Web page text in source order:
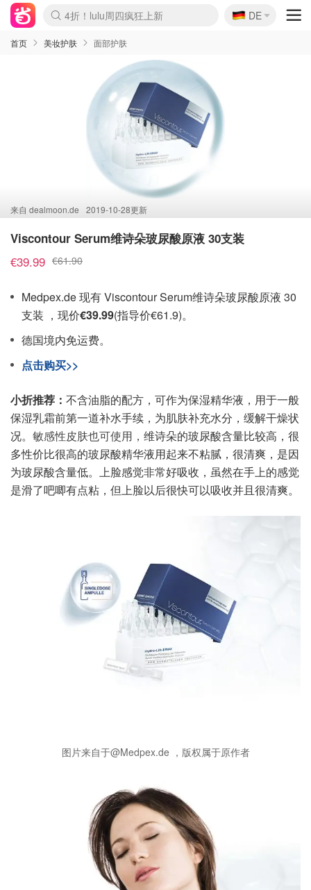
Boticinal 夏促开抢！
4折！lulu周四疯狂上新
还没结束！&OtherStories大促
Joybuy变相75折 随时失效
速领！Stanley独家85折
疑似霸哥！Camper额外叠85折
Zalando 奥莱闪促！每日更新
Moncler反季囤！5折起+叠9折
Coach Brooklyn仅€192
🇩🇪
DE
首页 美妆护肤 面部护肤
来自 dealmoon.de 2019-10-28更新
Viscontour Serum维诗朵玻尿酸原液 30支装
€39.99 €61.90
Medpex.de 现有 Viscontour Serum维诗朵玻尿酸原液 30
支装 ，现价€39.99(指导价€61.9)。
德国境内免运费。
点击购买>>
小折推荐： 不含油脂的配方，可作为保湿精华液，用于一般
保湿乳霜前第一道补水手续，为肌肤补充水分，缓解干燥状
况。 敏感性皮肤也可使用， 维诗朵的玻尿酸含量比较高，很
多性价比很高的玻尿酸精华液用起来不粘腻，很清爽，是因
为玻尿酸含量低。上脸感觉非常好吸收，虽然在手上的感觉
是滑了吧唧有点粘，但上脸以后很快可以吸收并且很清爽。
图片来自于@Medpex.de ，版权属于原作者